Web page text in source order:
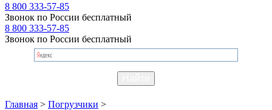
8 800 333-57-85
Звонок по России бесплатный
8 800 333-57-85
Звонок по России бесплатный
Главная > Погрузчики >